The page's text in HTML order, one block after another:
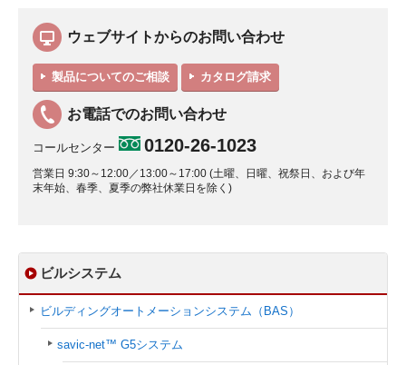
ウェブサイトからのお問い合わせ
製品についてのご相談 カタログ請求
お電話でのお問い合わせ
コールセンター 0120-26-1023
営業日 9:30～12:00／13:00～17:00 (土曜、日曜、祝祭日、および年
末年始、春季、夏季の弊社休業日を除く)
ビルシステム
ビルディングオートメーションシステム（BAS）
savic-net™ G5システム